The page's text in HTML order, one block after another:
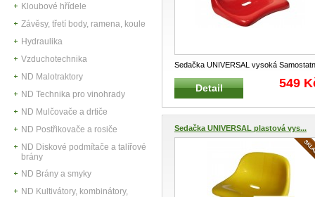
Kloubové hřídele
Závěsy, třetí body, ramena, koule
Hydraulika
Vzduchotechnika
ND Malotraktory
ND Technika pro vinohrady
ND Mulčovače a drtiče
ND Postřikovače a rosiče
ND Diskové podmítače a talířové
brány
ND Brány a smyky
ND Kultivátory, kombinátory,
Sedačka UNIVERSAL vysoká
plastová sedačka s vysokým opěrad
Detail 549
Sedačka UNIVERSAL plastová vys...